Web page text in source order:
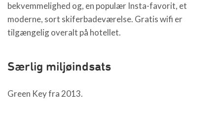
bekvemmelighed og, en populær Insta-favorit, et
moderne, sort skiferbadeværelse. Gratis wifi er
tilgængelig overalt på hotellet.
Særlig miljøindsats
Green Key fra 2013.